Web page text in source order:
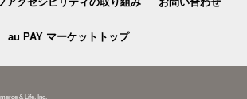
au PAY マーケットトップ
& Life, Inc.